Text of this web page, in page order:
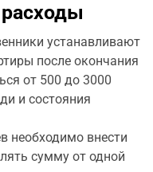
устанавливают
после окончания
от 500 до 3000
и состояния
необходимо внести
сумму от одной